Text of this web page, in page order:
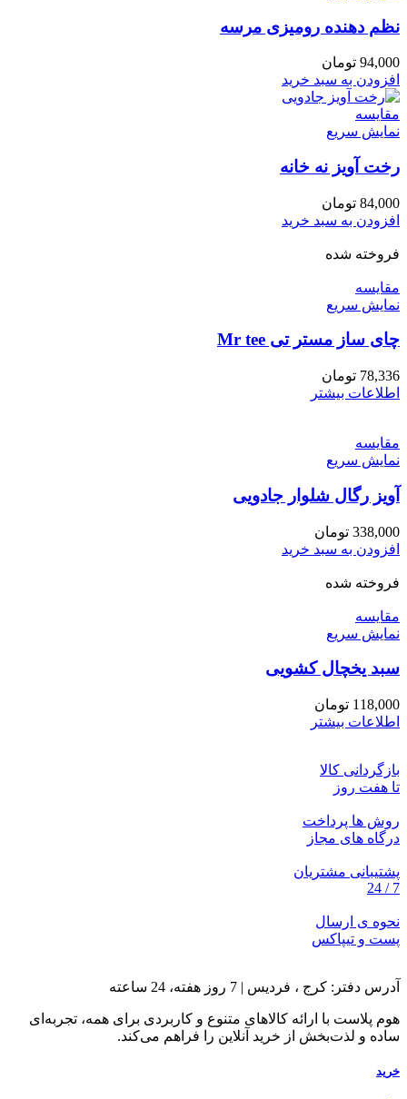
نظم دهنده رومیزی مرسه
94,000 تومان
افزودن به سبد خرید
مقايسه
نمایش سریع
رخت آویز نه خانه
84,000 تومان
افزودن به سبد خرید
فروخته شده
مقايسه
نمایش سریع
چای ساز مستر تی Mr tee
78,336 تومان
اطلاعات بیشتر
مقايسه
نمایش سریع
آویز رگال شلوار جادویی
338,000 تومان
افزودن به سبد خرید
فروخته شده
مقايسه
نمایش سریع
سبد یخچال کشویی
118,000 تومان
اطلاعات بیشتر
بازگردانی کالا
تا هفت روز
روش ها پرداخت
درگاه های مجاز
پشتیبانی مشتریان
7 / 24
نحوه ی ارسال
پست و تیپاکس
آدرس دفتر: کرج ، فردیس | 7 روز هفته، 24 ساعته
هوم پلاست با ارائه کالاهای متنوع و کاربردی برای همه، تجربه‌ای
ساده و لذت‌بخش از خرید آنلاین را فراهم می‌کند.
خرید